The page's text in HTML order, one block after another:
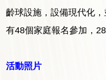
齡球設施，設備現代化
有48個家庭報名參加，
活動照片